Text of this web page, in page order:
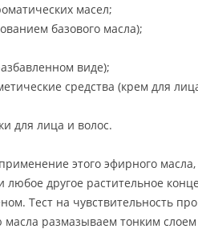
масел;
базового масла);
виде);
средства (крем для
для лица и волос.
этого эфирного
любое другое растительное
Тест на чувствительность
масла размазываем тонким